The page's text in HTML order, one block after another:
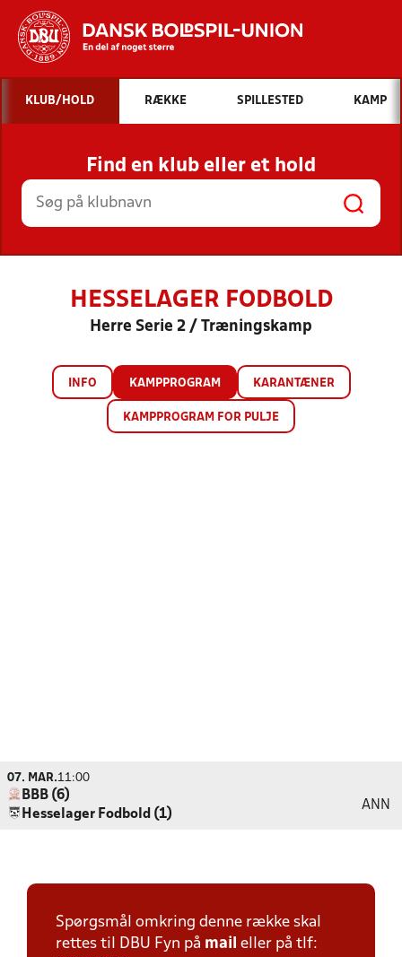
Hvad vil du søge efter?
INDHOLD OG NYHEDER
STILLINGER, RESULTATER, KLUBBER OG
HOLD
KLUB/HOLD RÆKKE SPILLESTED KAMP
Find en klub eller et hold
HESSELAGER FODBOLD
Herre Serie 2 / Træningskamp
INFO KAMPPROGRAM KARANTÆNER
KAMPPROGRAM FOR PULJE
07. MAR.11:00
BBB (6)
Hesselager Fodbold (1)
ANN
Spørgsmål omkring denne række skal
rettes til DBU Fyn på mail eller på tlf: